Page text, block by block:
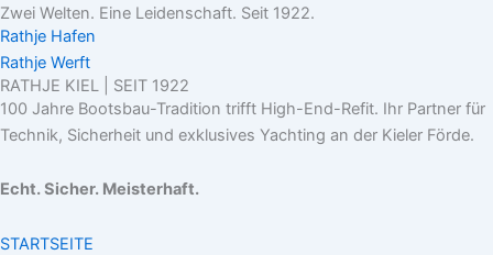
Zwei Welten. Eine Leidenschaft. Seit 1922.
Rathje Hafen
Rathje Werft
RATHJE KIEL | SEIT 1922
100 Jahre Bootsbau-Tradition trifft High-End-Refit. Ihr Partner für
Technik, Sicherheit und exklusives Yachting an der Kieler Förde.
Echt. Sicher. Meisterhaft.
STARTSEITE